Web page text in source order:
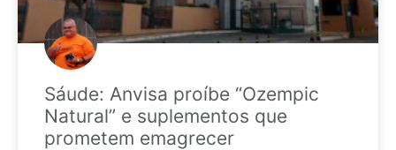
Sáude: Anvisa proíbe “Ozempic
Natural” e suplementos que
prometem emagrecer